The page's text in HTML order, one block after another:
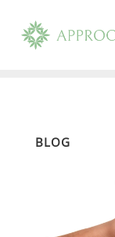
content
BLOG